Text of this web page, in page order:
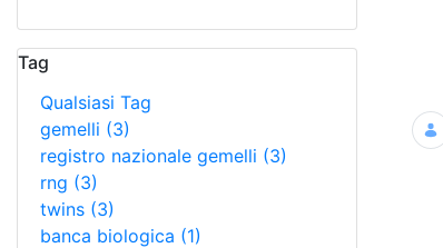
Tag
Qualsiasi Tag
gemelli (3)
registro nazionale gemelli (3)
rng (3)
twins (3)
banca biologica (1)